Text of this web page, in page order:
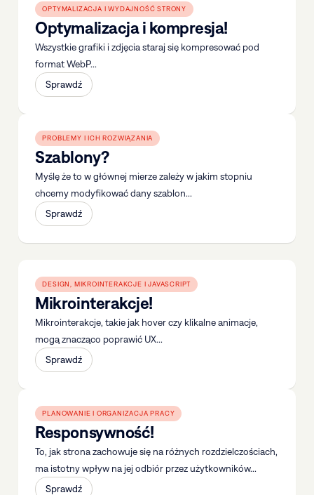
OPTYMALIZACJA I WYDAJNOŚĆ STRONY
Optymalizacja i kompresja!
Wszystkie grafiki i zdjęcia staraj się kompresować pod
format WebP...
Sprawdź
PROBLEMY I ICH ROZWIĄZANIA
Szablony?
Myślę że to w głównej mierze zależy w jakim stopniu
chcemy modyfikować dany szablon...
Sprawdź
DESIGN, MIKROINTERAKCJE I JAVASCRIPT
Mikrointerakcje!
Mikrointerakcje, takie jak hover czy klikalne animacje,
mogą znacząco poprawić UX...
Sprawdź
PLANOWANIE I ORGANIZACJA PRACY
Responsywność!
To, jak strona zachowuje się na różnych rozdzielczościach,
ma istotny wpływ na jej odbiór przez użytkowników...
Sprawdź